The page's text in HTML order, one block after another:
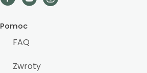
Pomoc
FAQ
Zwroty